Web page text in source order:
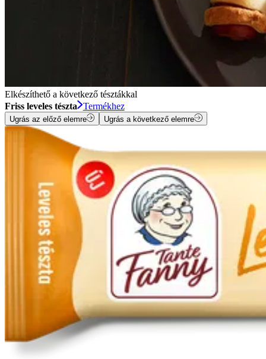
Elkészíthető a következő tésztákkal
Friss leveles tészta
Termékhez
Ugrás az előző elemre Ugrás a következő elemre